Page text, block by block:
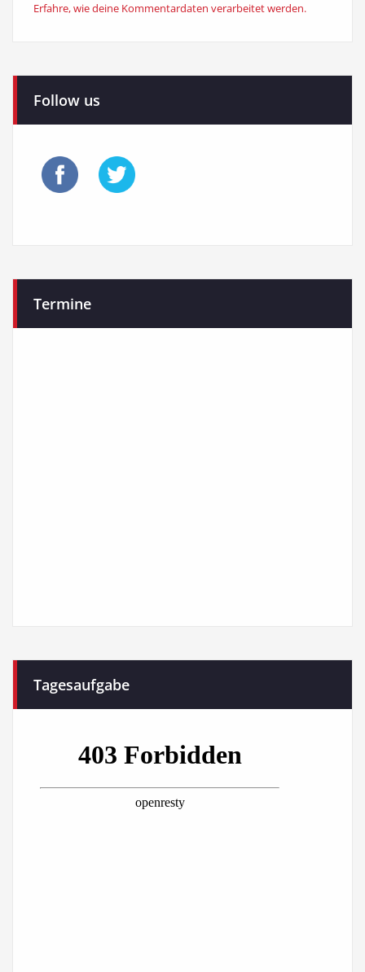
Erfahre, wie deine Kommentardaten verarbeitet werden.
Follow us
Termine
Tagesaufgabe